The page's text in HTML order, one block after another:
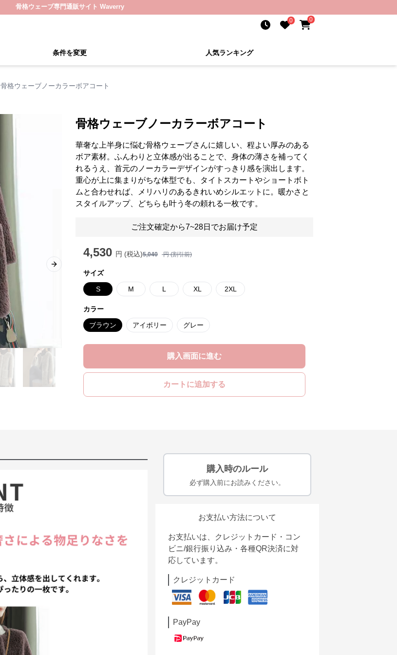
骨格ウェーブ専門通販サイト Waverry
0 0
条件を変更 人気ランキング
骨格ウェーブノーカラーボアコート
Next slide
骨格ウェーブノーカラーボアコート
華奢な上半身に悩む骨格ウェーブさんに嬉しい、程よい厚みのある
ボア素材。ふんわりと立体感が出ることで、身体の薄さを補ってく
れるうえ、首元のノーカラーデザインがすっきり感を演出します。
重心が上に集まりがちな体型でも、タイトスカートやショートボト
ムと合わせれば、メリハリのあるきれいめシルエットに。暖かさと
スタイルアップ、どちらも叶う冬の頼れる一枚です。
ご注文確定から7~28日でお届け予定
4,530 円 (税込)5,040 円 (割引前)
サイズ
S M L XL 2XL
カラー
ブラウン アイボリー グレー
購入画面に進む
カートに追加する
購入時のルール
必ず購入前にお読みください。
お支払い方法について
お支払いは、クレジットカード・コン
ビニ/銀行振り込み・各種QR決済に対
応しています。
クレジットカード
PayPay